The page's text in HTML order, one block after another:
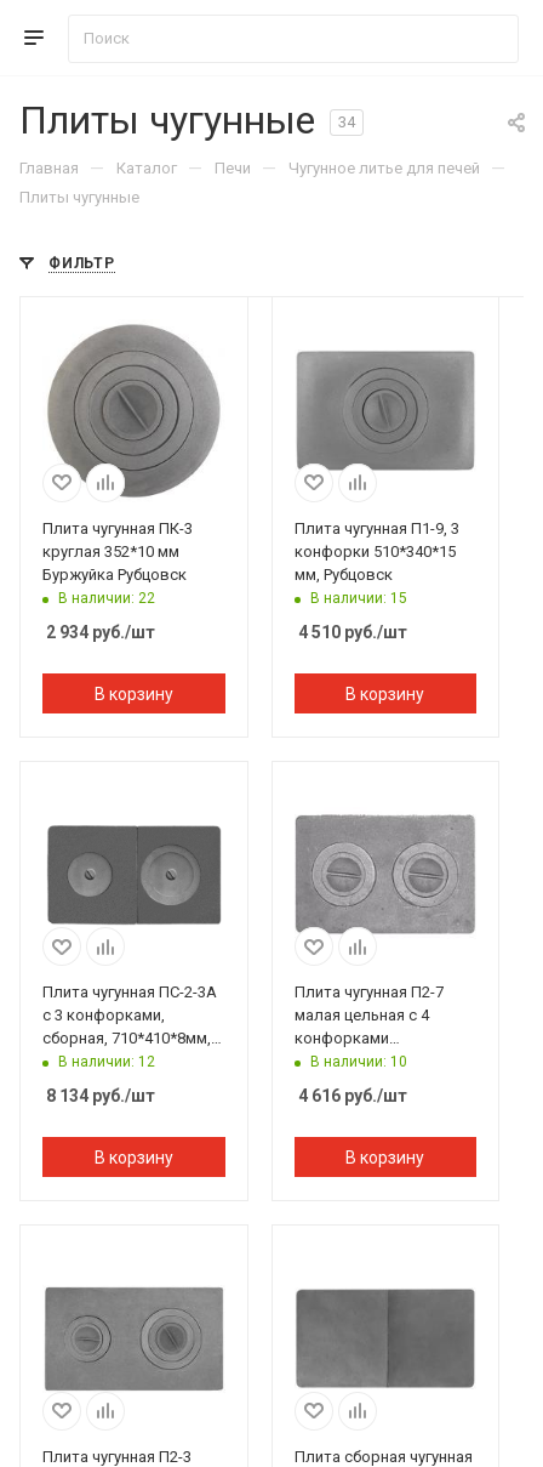
Плиты чугунные 34
Главная — Каталог — Печи — Чугунное литье для печей —
Плиты чугунные
ФИЛЬТР
Плита чугунная ПК-3
круглая 352*10 мм
Буржуйка Рубцовск
В наличии: 22
2 934 руб./шт
В корзину
Плита чугунная П1-9, 3
конфорки 510*340*15
мм, Рубцовск
В наличии: 15
4 510руб./шт
В корзину
Плита чугунная ПС-2-3А
с 3 конфорками,
сборная, 710*410*8мм,
Рубцовск
В наличии: 12
8 134 руб./шт
В корзину
Плита чугунная П2-7
малая цельная с 4
конфорками
510*340*15мм Рубцовск
В наличии: 10
4 616руб./шт
В корзину
Плита чугунная П2-3
Плита сборная чугунная